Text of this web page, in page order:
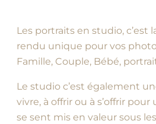
Les portraits en studio, c’est
rendu unique pour vos
Famille, Couple, Bébé,
Le studio c’est également
vivre, à offrir ou à s’offrir
se sent mis en valeur sous